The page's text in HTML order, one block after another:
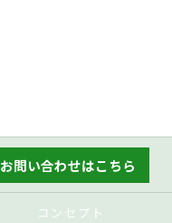
お問い合わせはこちら
コンセプト